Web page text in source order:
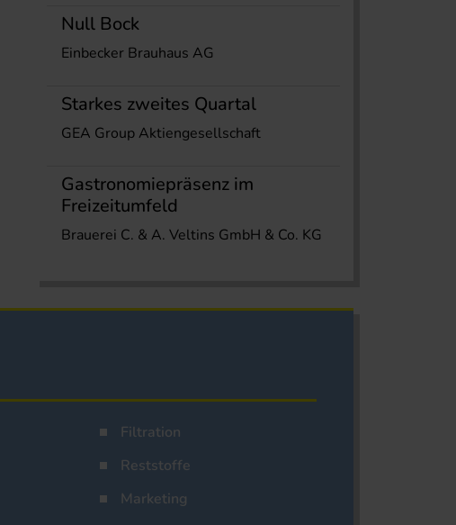
Null Bock
Einbecker Brauhaus AG
Starkes zweites Quartal
GEA Group Aktiengesellschaft
Gastronomiepräsenz im
Freizeitumfeld
Brauerei C. & A. Veltins GmbH & Co. KG
Filtration
Reststoffe
Marketing